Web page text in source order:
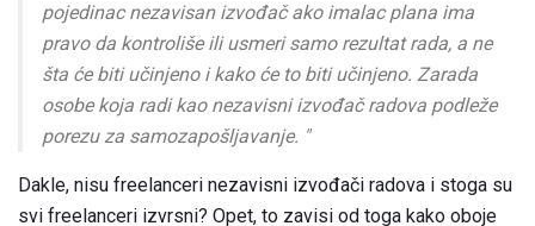
pojedinac nezavisan izvođač ako imalac plana ima
pravo da kontroliše ili usmeri samo rezultat rada, a ne
šta će biti učinjeno i kako će to biti učinjeno. Zarada
osobe koja radi kao nezavisni izvođač radova podleže
porezu za samozapošljavanje. "
Dakle, nisu freelanceri nezavisni izvođači radova i stoga su
svi freelanceri izvrsni? Opet, to zavisi od toga kako oboje